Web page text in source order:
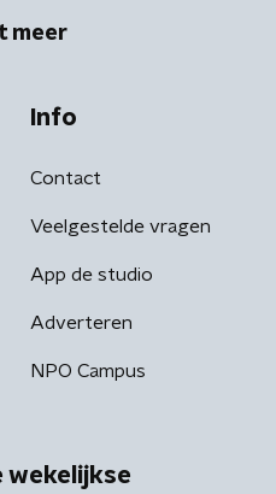
meer
Info
Contact
Veelgestelde vragen
App de studio
Adverteren
NPO Campus
wekelijkse